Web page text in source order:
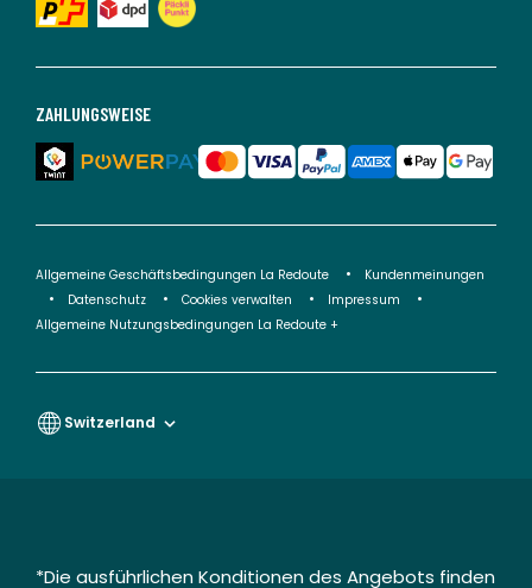
ZAHLUNGSWEISE
Allgemeine Geschäftsbedingungen La Redoute
Kundenmeinungen
Datenschutz
Cookies verwalten
Impressum
Allgemeine Nutzungsbedingungen La Redoute +
Switzerland
*Die ausführlichen Konditionen des Angebots finden